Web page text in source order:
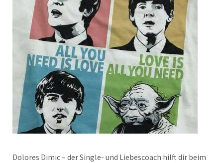
Dolores Dimic – der Single- und Liebescoach hilft dir beim